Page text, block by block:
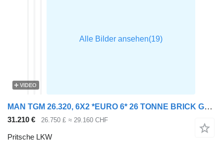
VIDEO
MAN TGM 26.320, 6X2 *EURO 6* 26 TONNE BRICK GRAB – 2019 – MH69 FNG
31.210 € 26.750 £ ≈ 29.160 CHF
Pritsche LKW